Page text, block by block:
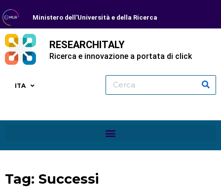
Ministero dell'Università e della Ricerca
RESEARCHITALY
Ricerca e innovazione a portata di click
ITA
Tag: Successi